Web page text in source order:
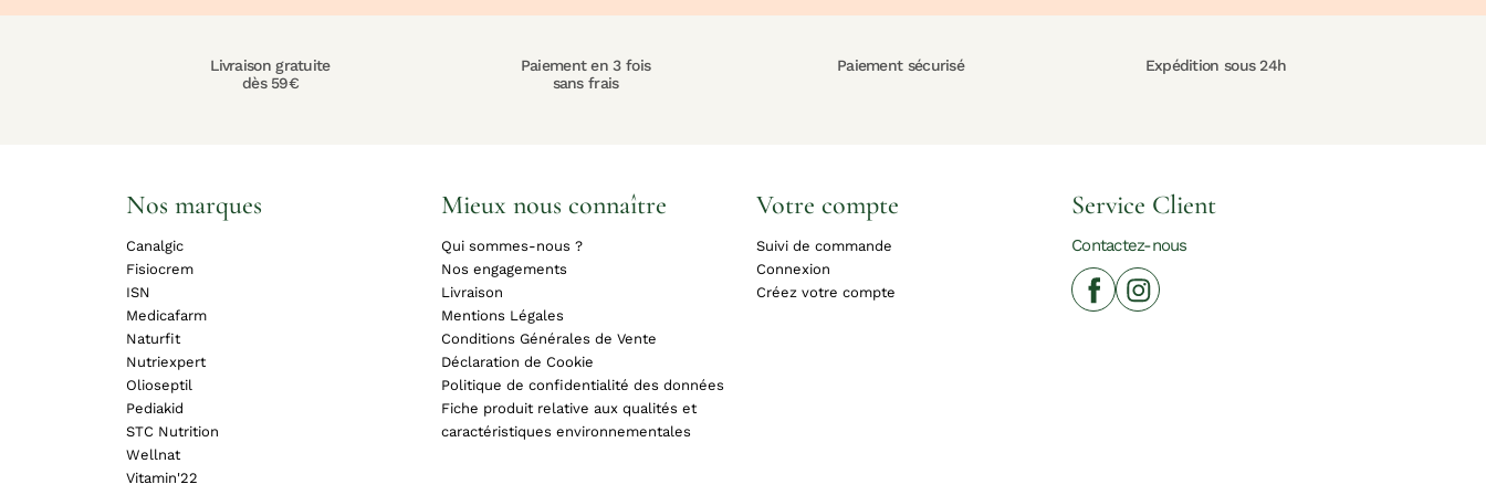
Livraison gratuite
dès 59€
Paiement en 3 fois
sans frais
Paiement sécurisé Expédition sous 24h
Nos marques
Canalgic
Fisiocrem
ISN
Medicafarm
Naturfit
Nutriexpert
Olioseptil
Pediakid
STC Nutrition
Wellnat
Vitamin'22
Mieux nous connaître
Qui sommes-nous ?
Nos engagements
Livraison
Mentions Légales
Conditions Générales de Vente
Déclaration de Cookie
Politique de confidentialité des données
Fiche produit relative aux qualités et
caractéristiques environnementales
Votre compte
Suivi de commande
Connexion
Créez votre compte
Service Client
Contactez-nous